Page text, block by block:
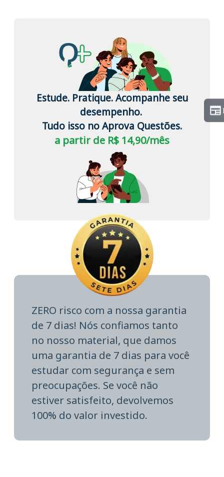
Estude. Pratique. Acompanhe seu
desempenho.
Tudo isso no Aprova Questões.
a partir de R$ 14,90/mês
ZERO risco com a nossa garantia
de 7 dias! Nós confiamos tanto
no nosso material, que damos
uma garantia de 7 dias para você
estudar com segurança e sem
preocupações. Se você não
estiver satisfeito, devolvemos
100% do valor investido.